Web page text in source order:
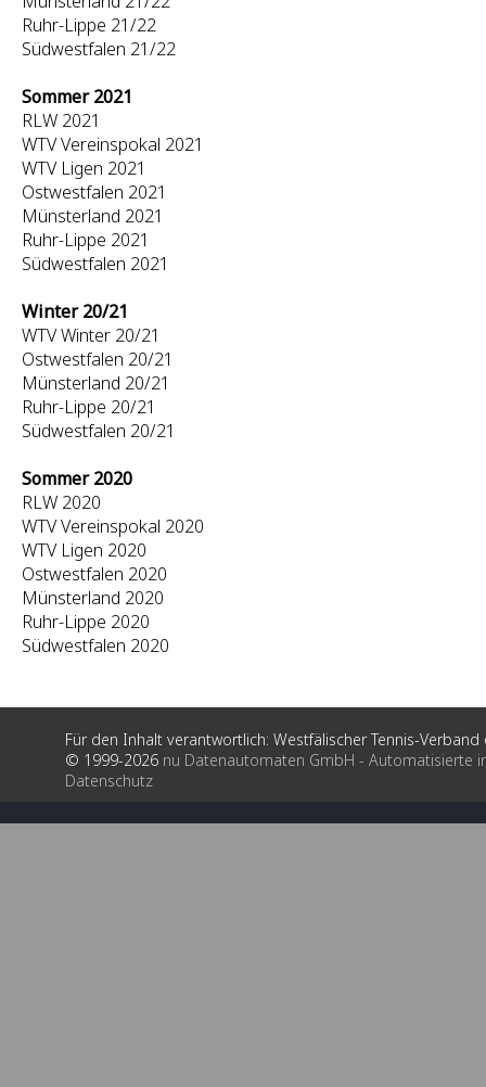
Ruhr-Lippe 21/22
Südwestfalen 21/22
Sommer 2021
RLW 2021
WTV Vereinspokal 2021
WTV Ligen 2021
Ostwestfalen 2021
Münsterland 2021
Ruhr-Lippe 2021
Südwestfalen 2021
Winter 20/21
WTV Winter 20/21
Ostwestfalen 20/21
Münsterland 20/21
Ruhr-Lippe 20/21
Südwestfalen 20/21
Sommer 2020
RLW 2020
WTV Vereinspokal 2020
WTV Ligen 2020
Ostwestfalen 2020
Münsterland 2020
Ruhr-Lippe 2020
Südwestfalen 2020
Für den Inhalt verantwortlich: Westfälischer Tennis-Verband
© 1999-2026 nu Datenautomaten GmbH - Automatisierte
Datenschutz